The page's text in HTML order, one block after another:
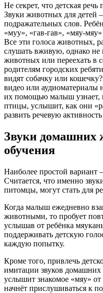
Не секрет, что детская
Звуки животных для детей
подражательных слов.
«муу», «гав-гав», «мяу-
Все эти голоса животных,
слушать вживую, однако не
животных или переехать в
родителям городских
видят собачку или
видео или
их помощью малыш узнает,
птицы, услышит, как они
развить речевую
Звуки домашних
обучения
Наиболее простой вариант
Считается, что именно
питомцы, могут стать для
Когда малыш ежедневно
животными, то пробует
услышав от ребёнка
поддерживать детскую
каждую попытку.
Кроме того, привлечь
имитации звуков
услышит знакомое «мяу»
начнёт прислушиваться к